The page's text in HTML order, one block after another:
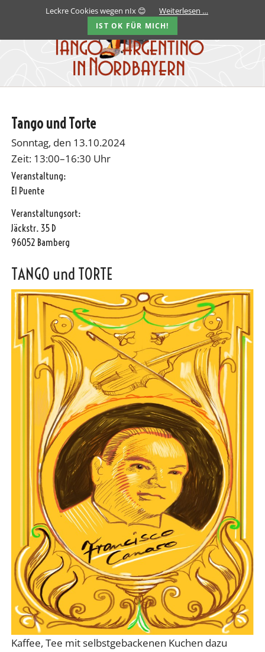
Tango und Torte
Sonntag, den 13.10.2024
Zeit: 13:00–16:30 Uhr
Veranstaltung:
El Puente
Veranstaltungsort:
Jäckstr. 35 D
96052 Bamberg
TANGO und TORTE
Kaffee, Tee mit selbstgebackenen Kuchen dazu
Leckre Cookies wegen nIx 😊 Weiterlesen …
IST OK FÜR MICH!